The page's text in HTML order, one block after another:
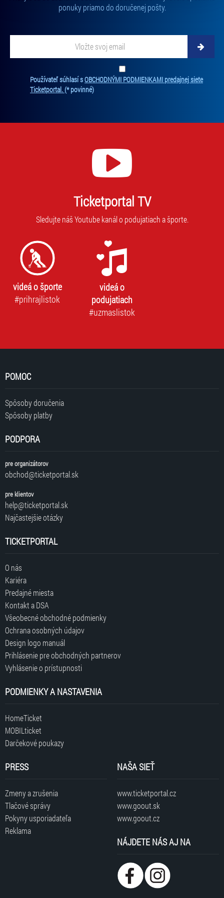
„Cookies a jejich nastavení“.
ponuky priamo do doručenej pošty.
Používateľ súhlasí sOBCHODNÝMI PODMIENKAMI predajnej siete
Ticketportal.(* povinné)
Ticketportal TV
Sledujte náš Youtube kanál o podujatiach a športe.
videá o športe
#prihrajlistok
videá o
podujatiach
#uzmaslistok
POMOC
Spôsoby doručenia
Spôsoby platby
PODPORA
pre organizátorov
obchod@ticketportal.sk
pre klientov
help@ticketportal.sk
Najčastejšie otázky
TICKETPORTAL
O nás
Kariéra
Predajné miesta
Kontakt a DSA
Všeobecné obchodné podmienky
Ochrana osobných údajov
Design logo manuál
Prihlásenie pre obchodných partnerov
Vyhlásenie o prístupnosti
PODMIENKY A NASTAVENIA
HomeTicket
MOBILticket
Darčekové poukazy
PRESS
Zmeny a zrušenia
Tlačové správy
Pokyny usporiadateľa
Reklama
NAŠA SIEŤ
www.ticketportal.cz
www.goout.sk
www.goout.cz
NÁJDETE NÁS AJ NA